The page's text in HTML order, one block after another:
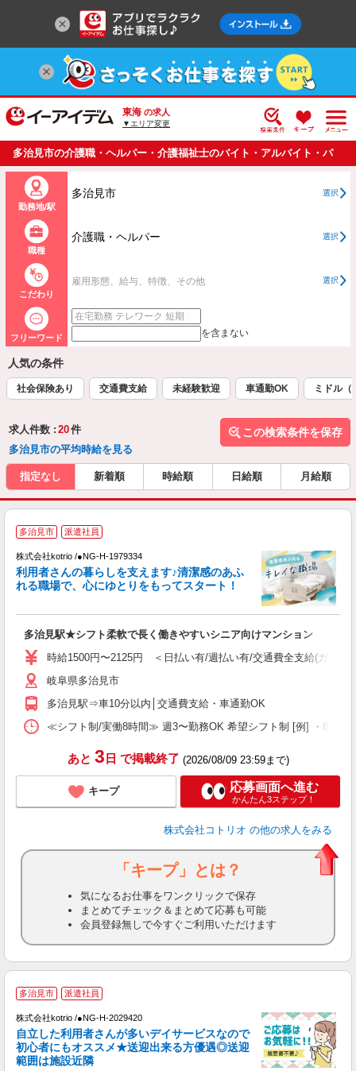
東海 の求人
▼エリア変更
多治見市の介護職・ヘルパー・介護福祉士のバイト・アルバイト・パ
ートの求人情報一覧
勤務地/駅
多治見市 選択
職種
介護職・ヘルパー 選択
こだわり
雇用形態、給与、特徴、その他 選択
フリーワード を含まない
人気の条件
社会保険あり 交通費支給 未経験歓迎 車通勤OK ミドル
求人件数 : 20件
多治見市の平均時給を見る
この検索条件を保存
指定なし 新着順 時給順 日給順 月給順
多治見市 派遣社員
株式会社kotrio /●NG-H-1979334
利用者さんの暮らしを支えます♪清潔感のあふ
れる職場で、心にゆとりをもってスタート！
多治見駅★シフト柔軟で長く働きやすいシニア向けマンション
時給1500円〜2125円 ＜日払い有/週払い有/交通費全支給(ガソリ
岐阜県多治見市
多治見駅⇒車10分以内│交通費支給・車通勤OK
≪シフト制/実働8時間≫ 週3〜勤務OK 希望シフト制 [例] ・8:00
あと 3 日 で掲載終了 (2026/08/09 23:59まで)
キープ 応募画面へ進む
かんたん3ステップ！
株式会社コトリオ の他の求人をみる
「キープ」とは？
気になるお仕事をワンクリックで保存
まとめてチェック＆まとめて応募も可能
会員登録無しで今すぐご利用いただけます
多治見市 派遣社員
株式会社kotrio /●NG-H-2029420
自立した利用者さんが多いデイサービスなので
初心者にもオススメ★送迎出来る方優遇◎送迎
範囲は施設近隣